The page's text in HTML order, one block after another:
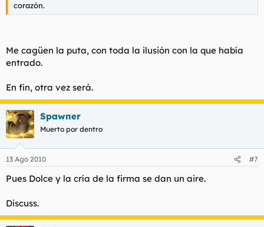
corazón.
Me cagüen la puta, con toda la ilusión con la que había
entrado.
En fin, otra vez será.
Spawner
Muerto por dentro
13 Ago 2010 #7
Pues Dolce y la cría de la firma se dan un aire.
Discuss.